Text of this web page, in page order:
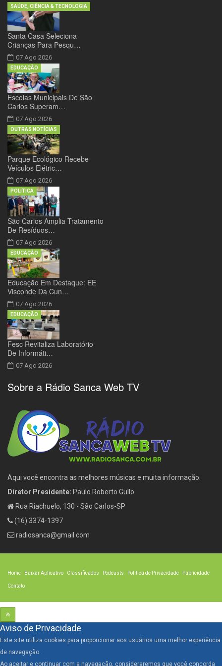
Santa Casa Seleciona
Crianças Para Pesqu…
07 Ago 2026
SAÚDE, CIÊNCIA & TECNOLOGIA
Escolas Municipais De São
Carlos Superam…
07 Ago 2026
EDUCAÇÃO
Parque Ecológico Recebe
Veículos Elétric…
07 Ago 2026
OUTRAS NOTÍCIAS
São Carlos Amplia Tratamento
De Resíduos…
07 Ago 2026
POLÍTICA
Educação Em Destaque: EE
Visconde Da Cun…
07 Ago 2026
EDUCAÇÃO
Fesc Revitaliza Laboratório
De Informáti…
07 Ago 2026
EDUCAÇÃO
Sobre a Rádio Sanca Web TV
Aqui você encontra as melhores músicas e muita informação.
Diretor Presidente: Paulo Roberto Gullo
Rua Riachuelo, 130 - São Carlos-SP
(16) 3374-1397
radiosanca@gmail.com
Home Baixar Aplicativo Classificados Podcasts Política de Privacidade Publicidade
Contato
Aviso de Privacidade
Este site utiliza cookies para proporcionar aos usuários uma melhor experiência
de navegação.
Ao aceitar e continuar com a navegação, consideraremos que você concorda